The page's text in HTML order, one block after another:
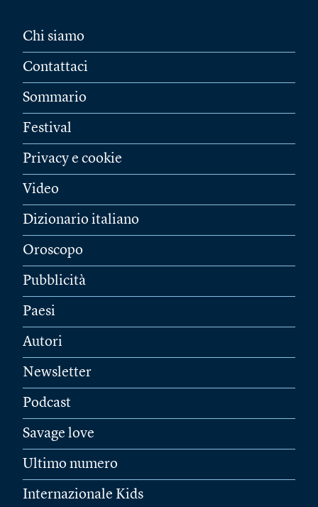
Chi siamo
Contattaci
Sommario
Festival
Privacy e cookie
Video
Dizionario italiano
Oroscopo
Pubblicità
Paesi
Autori
Newsletter
Podcast
Savage love
Ultimo numero
Internazionale Kids